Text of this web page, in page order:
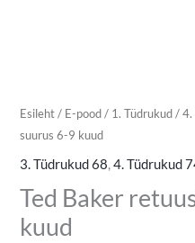
Esileht/ E-pood/ 1. Tüdrukud/4.
suurus 6-9 kuud
3. Tüdrukud 68,4. Tüdrukud
Ted Baker
kuud